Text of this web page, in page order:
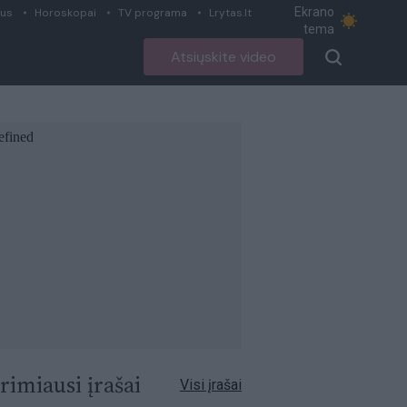
Horoskopai TV programa Lrytas.lt
Ekrano
tema
Atsiųskite video
įrašai Visi įrašai